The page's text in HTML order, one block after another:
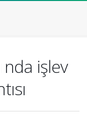
nda işlev